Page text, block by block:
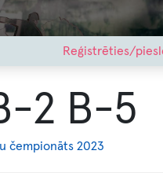
Reģistrēties/
2 B-5
čempionāts 2023